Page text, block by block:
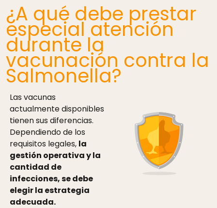
¿A qué debe prestar
especial atención
durante la
vacunación contra la
Salmonella?
Las vacunas
actualmente disponibles
tienen sus diferencias.
Dependiendo de los
requisitos legales, la
gestión operativa y la
cantidad de
infecciones, se debe
elegir la estrategia
adecuada.